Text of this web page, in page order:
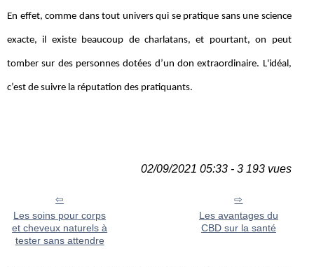
En effet, comme dans tout univers qui se pratique sans une science
exacte, il existe beaucoup de charlatans, et pourtant, on peut
tomber sur des personnes dotées d’un don extraordinaire. L'idéal,
c’est de suivre la réputation des pratiquants.
02/09/2021 05:33 - 3 193 vues
Les soins pour corps
et cheveux naturels à
tester sans attendre
Les avantages du
CBD sur la santé